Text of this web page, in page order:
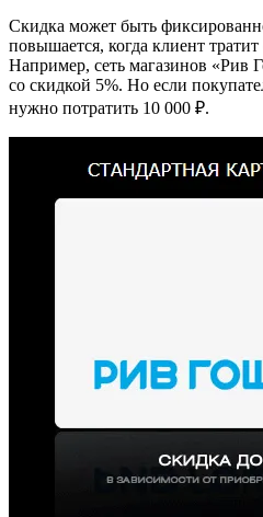
Скидка может быть
повышается, когда клиент
Например, сеть магазинов «Рив
со скидкой 5%. Но если
нужно потратить 10 000 ₽.